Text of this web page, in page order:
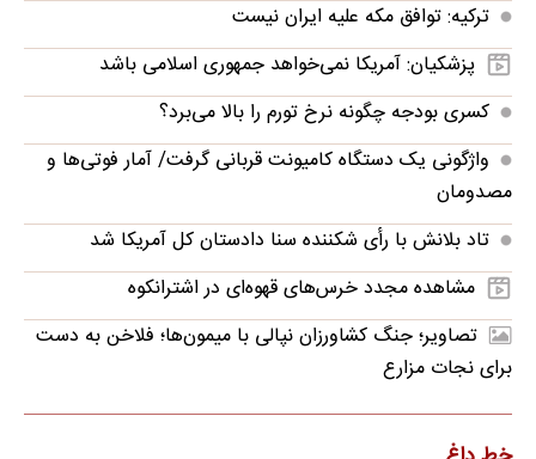
ترکیه: توافق مکه علیه ایران نیست
پزشکیان: آمریکا نمی‌خواهد جمهوری اسلامی باشد
کسری بودجه چگونه نرخ تورم را بالا می‌برد؟
واژگونی یک دستگاه کامیونت قربانی گرفت/ آمار فوتی‌ها و
مصدومان
تاد بلانش با رأی شکننده سنا دادستان کل آمریکا شد
مشاهده مجدد خرس‌های قهوه‌ای در اشترانکوه
تصاویر؛ جنگ کشاورزان نپالی با میمون‌ها؛ فلاخن به دست
برای نجات مزارع